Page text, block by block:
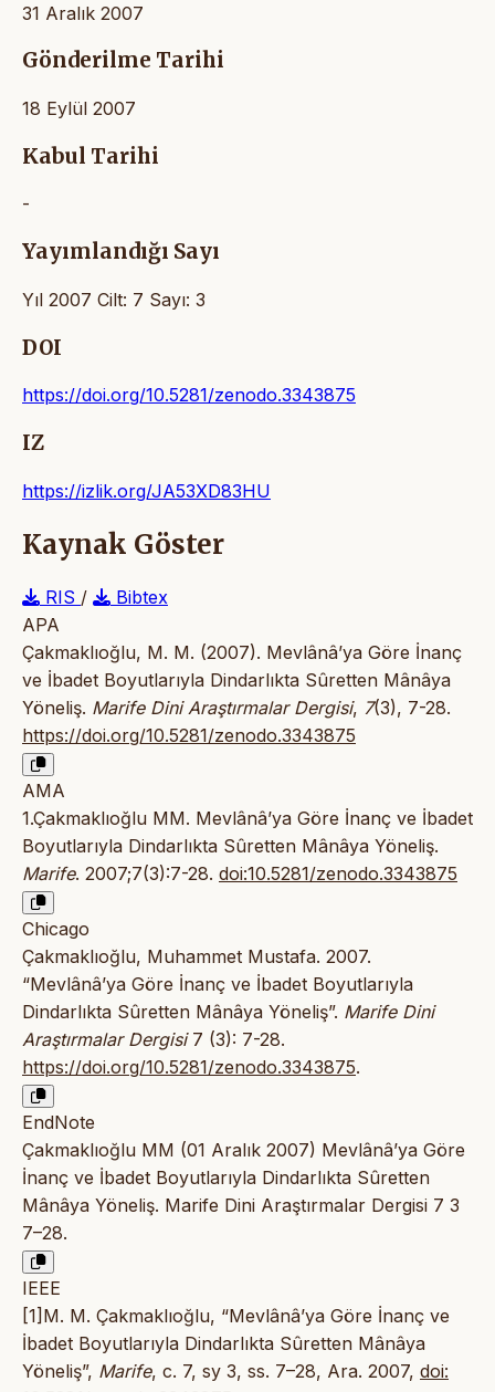
31 Aralık 2007
Gönderilme Tarihi
18 Eylül 2007
Kabul Tarihi
-
Yayımlandığı Sayı
Yıl 2007 Cilt: 7 Sayı: 3
DOI
https://doi.org/10.5281/zenodo.3343875
IZ
https://izlik.org/JA53XD83HU
Kaynak Göster
RIS /
Bibtex
APA
Çakmaklıoğlu, M. M. (2007). Mevlânâ’ya Göre İnanç
ve İbadet Boyutlarıyla Dindarlıkta Sûretten Mânâya
Yöneliş. Marife Dini Araştırmalar Dergisi, 7(3), 7-28.
https://doi.org/10.5281/zenodo.3343875
AMA
1.Çakmaklıoğlu MM. Mevlânâ’ya Göre İnanç ve İbadet
Boyutlarıyla Dindarlıkta Sûretten Mânâya Yöneliş.
Marife. 2007;7(3):7-28. doi:10.5281/zenodo.3343875
Chicago
Çakmaklıoğlu, Muhammet Mustafa. 2007.
“Mevlânâ’ya Göre İnanç ve İbadet Boyutlarıyla
Dindarlıkta Sûretten Mânâya Yöneliş”. Marife Dini
Araştırmalar Dergisi7 (3): 7-28.
https://doi.org/10.5281/zenodo.3343875.
EndNote
Çakmaklıoğlu MM (01 Aralık 2007) Mevlânâ’ya Göre
İnanç ve İbadet Boyutlarıyla Dindarlıkta Sûretten
Mânâya Yöneliş. Marife Dini Araştırmalar Dergisi 7 3
7–28.
IEEE
[1]M. M. Çakmaklıoğlu, “Mevlânâ’ya Göre İnanç ve
İbadet Boyutlarıyla Dindarlıkta Sûretten Mânâya
Yöneliş”, Marife, c. 7, sy 3, ss. 7–28, Ara. 2007, doi: